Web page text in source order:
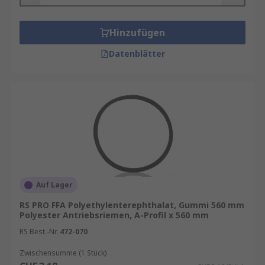
Typische Vorteile
Hohe Leistungsübertragung bei geringem
Hohe Lebensdauer dank verschleißfester
Kostengünstige Lösung für viele Maschinen
Einfache Wartung und schneller Austausch
Diese Eigenschaften machen sie zu einer der am
weitesten verbreiteten Antriebslösungen in
Handwerk, Industrie, Landtechnik und
Automatisierung.
Hinzufügen
Datenblätter
Auf Lager
RS PRO FFA Polyethylenterephthalat, Gummi 560 mm
Polyester Antriebsriemen, A-Profil x 560 mm
RS Best.-Nr. 472-070
Zwischensumme (1 Stück)